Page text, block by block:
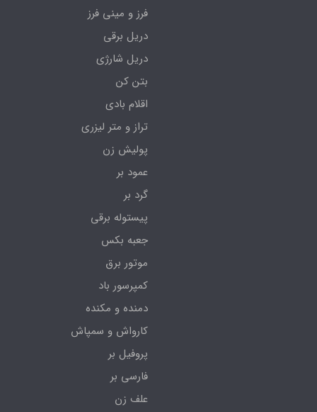
فرز و مینی فرز
دریل برقی
دریل شارژی
بتن کن
اقلام بادی
تراز و متر لیزری
پولیش زن
عمود بر
گرد بر
پیستوله برقی
جعبه بکس
موتور برق
کمپرسور باد
دمنده و مکنده
کارواش و سمپاش
پروفیل بر
فارسی بر
علف زن